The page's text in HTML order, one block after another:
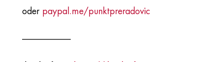
oder paypal.me/punktpreradovic